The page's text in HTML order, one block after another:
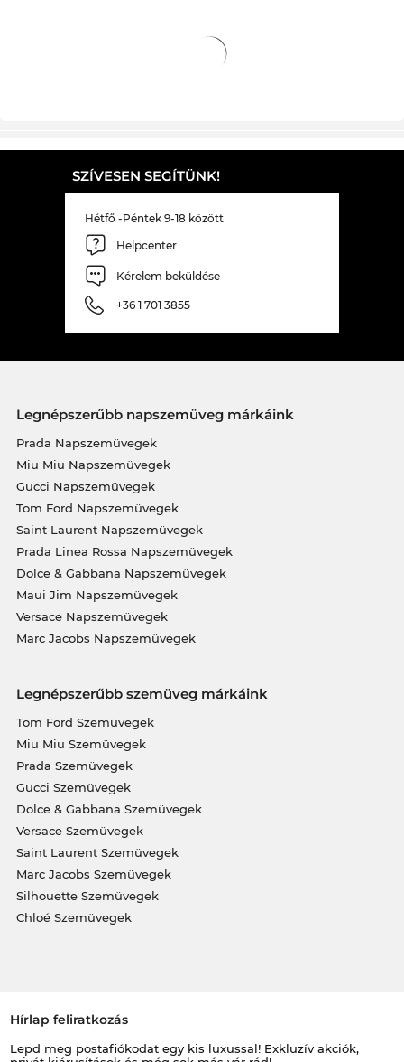
áttekintésed lesz az új szemüveg jóvoltából! Mivel
az Edel-Optics a jutányos árut keresők Eldorádója,
SZÍVESEN SEGÍTÜNK!
Hétfő -Péntek 9-18 között
Helpcenter
Kérelem beküldése
+36 1 701 3855
Legnépszerűbb napszemüveg márkáink
Prada Napszemüvegek
Miu Miu Napszemüvegek
Gucci Napszemüvegek
Tom Ford Napszemüvegek
Saint Laurent Napszemüvegek
Prada Linea Rossa Napszemüvegek
Dolce & Gabbana Napszemüvegek
Maui Jim Napszemüvegek
Versace Napszemüvegek
Marc Jacobs Napszemüvegek
Legnépszerűbb szemüveg márkáink
Tom Ford Szemüvegek
Miu Miu Szemüvegek
Prada Szemüvegek
Gucci Szemüvegek
Dolce & Gabbana Szemüvegek
Versace Szemüvegek
Saint Laurent Szemüvegek
Marc Jacobs Szemüvegek
Silhouette Szemüvegek
Chloé Szemüvegek
Hírlap feliratkozás
Lepd meg postafiókodat egy kis luxussal! Exkluzív akciók,